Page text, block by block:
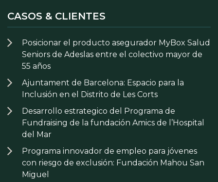
CASOS & CLIENTES
Posicionar el producto asegurador MyBox Salud
Seniors de Adeslas entre el colectivo mayor de
55 años
Ajuntament de Barcelona: Espacio para la
Inclusión en el Distrito de Les Corts
Desarrollo estrategico del Programa de
Fundraising de la fundación Amics de l’Hospital
del Mar
Programa innovador de empleo para jóvenes
con riesgo de exclusión: Fundación Mahou San
Miguel